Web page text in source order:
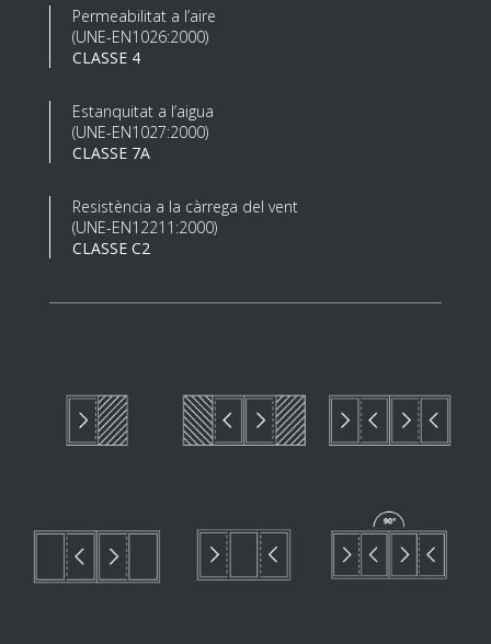
Permeabilitat a l’aire
(UNE-EN1026:2000)
CLASSE 4
Estanquitat a l’aigua
(UNE-EN1027:2000)
CLASSE 7A
Resistència a la càrrega del vent
(UNE-EN12211:2000)
CLASSE C2